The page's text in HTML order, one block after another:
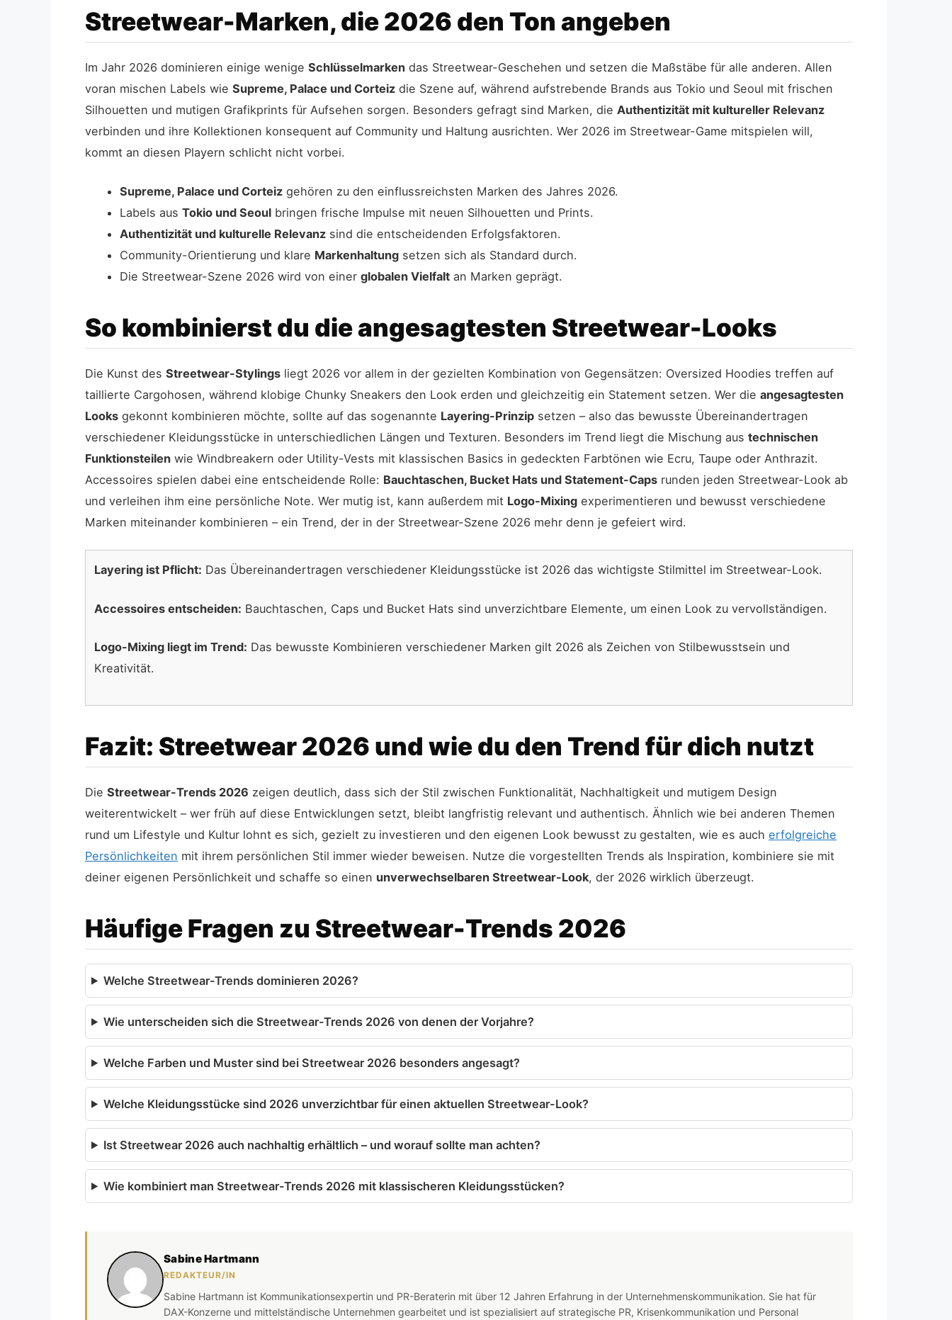
Streetwear-Marken, die 2026 den Ton angeben
Im Jahr 2026 dominieren einige wenige Schlüsselmarken das Streetwear-Geschehen und setzen die Maßstäbe für alle anderen. Allen
voran mischen Labels wie Supreme, Palace und Corteiz die Szene auf, während aufstrebende Brands aus Tokio und Seoul mit frischen
Silhouetten und mutigen Grafikprints für Aufsehen sorgen. Besonders gefragt sind Marken, die Authentizität mit kultureller Relevanz
verbinden und ihre Kollektionen konsequent auf Community und Haltung ausrichten. Wer 2026 im Streetwear-Game mitspielen will,
kommt an diesen Playern schlicht nicht vorbei.
Supreme, Palace und Corteizgehören zu den einflussreichsten Marken des Jahres 2026.
Labels aus Tokio und Seoulbringen frische Impulse mit neuen Silhouetten und Prints.
Authentizität und kulturelle Relevanzsind die entscheidenden Erfolgsfaktoren.
Community-Orientierung und klare Markenhaltungsetzen sich als Standard durch.
Die Streetwear-Szene 2026 wird von einer globalen Vielfaltan Marken geprägt.
So kombinierst du die angesagtesten Streetwear-Looks
Die Kunst des Streetwear-Stylings liegt 2026 vor allem in der gezielten Kombination von Gegensätzen: Oversized Hoodies treffen auf
taillierte Cargohosen, während klobige Chunky Sneakers den Look erden und gleichzeitig ein Statement setzen. Wer die angesagtesten
Looks gekonnt kombinieren möchte, sollte auf das sogenannte Layering-Prinzip setzen – also das bewusste Übereinandertragen
verschiedener Kleidungsstücke in unterschiedlichen Längen und Texturen. Besonders im Trend liegt die Mischung aus technischen
Funktionsteilen wie Windbreakern oder Utility-Vests mit klassischen Basics in gedeckten Farbtönen wie Ecru, Taupe oder Anthrazit.
Accessoires spielen dabei eine entscheidende Rolle: Bauchtaschen, Bucket Hats und Statement-Caps runden jeden Streetwear-Look ab
und verleihen ihm eine persönliche Note. Wer mutig ist, kann außerdem mit Logo-Mixing experimentieren und bewusst verschiedene
Marken miteinander kombinieren – ein Trend, der in der Streetwear-Szene 2026 mehr denn je gefeiert wird.
Layering ist Pflicht: Das Übereinandertragen verschiedener Kleidungsstücke ist 2026 das wichtigste Stilmittel im Streetwear-Look.
Accessoires entscheiden: Bauchtaschen, Caps und Bucket Hats sind unverzichtbare Elemente, um einen Look zu vervollständigen.
Logo-Mixing liegt im Trend: Das bewusste Kombinieren verschiedener Marken gilt 2026 als Zeichen von Stilbewusstsein und
Kreativität.
Fazit: Streetwear 2026 und wie du den Trend für dich nutzt
Die Streetwear-Trends 2026 zeigen deutlich, dass sich der Stil zwischen Funktionalität, Nachhaltigkeit und mutigem Design
weiterentwickelt – wer früh auf diese Entwicklungen setzt, bleibt langfristig relevant und authentisch. Ähnlich wie bei anderen Themen
rund um Lifestyle und Kultur lohnt es sich, gezielt zu investieren und den eigenen Look bewusst zu gestalten, wie es auch erfolgreiche
Persönlichkeiten mit ihrem persönlichen Stil immer wieder beweisen. Nutze die vorgestellten Trends als Inspiration, kombiniere sie mit
deiner eigenen Persönlichkeit und schaffe so einen unverwechselbaren Streetwear-Look, der 2026 wirklich überzeugt.
Häufige Fragen zu Streetwear-Trends 2026
Welche Streetwear-Trends dominieren 2026?
Wie unterscheiden sich die Streetwear-Trends 2026 von denen der Vorjahre?
Welche Farben und Muster sind bei Streetwear 2026 besonders angesagt?
Welche Kleidungsstücke sind 2026 unverzichtbar für einen aktuellen Streetwear-Look?
Ist Streetwear 2026 auch nachhaltig erhältlich – und worauf sollte man achten?
Wie kombiniert man Streetwear-Trends 2026 mit klassischeren Kleidungsstücken?
Sabine Hartmann
REDAKTEUR/IN
Sabine Hartmann ist Kommunikationsexpertin und PR-Beraterin mit über 12 Jahren Erfahrung in der Unternehmenskommunikation. Sie hat für
DAX-Konzerne und mittelständische Unternehmen gearbeitet und ist spezialisiert auf strategische PR, Krisenkommunikation und Personal